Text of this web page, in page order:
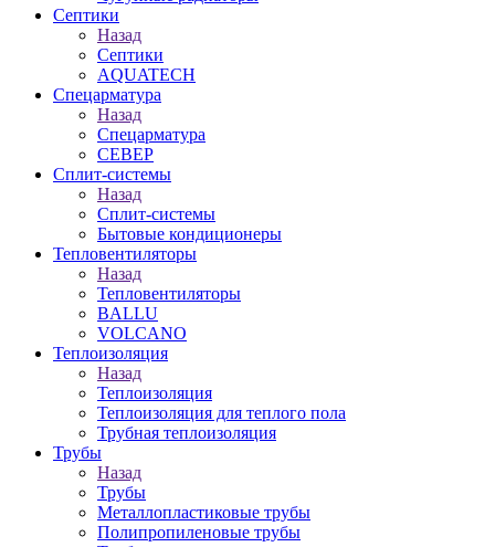
Септики
Назад
Септики
AQUATECH
Спецарматура
Назад
Спецарматура
СЕВЕР
Сплит-системы
Назад
Сплит-системы
Бытовые кондиционеры
Тепловентиляторы
Назад
Тепловентиляторы
BALLU
VOLCANO
Теплоизоляция
Назад
Теплоизоляция
Теплоизоляция для теплого пола
Трубная теплоизоляция
Трубы
Назад
Трубы
Металлопластиковые трубы
Полипропиленовые трубы